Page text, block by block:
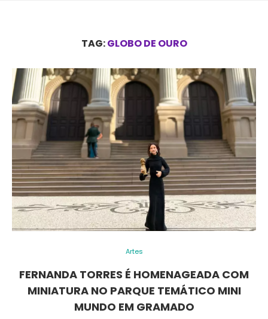
TAG:GLOBO DE OURO
Artes
FERNANDA TORRES É HOMENAGEADA COM
MINIATURA NO PARQUE TEMÁTICO MINI
MUNDO EM GRAMADO